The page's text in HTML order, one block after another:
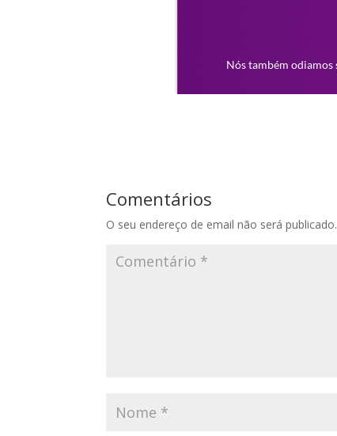
Comentários
O seu endereço de email não será publicado.